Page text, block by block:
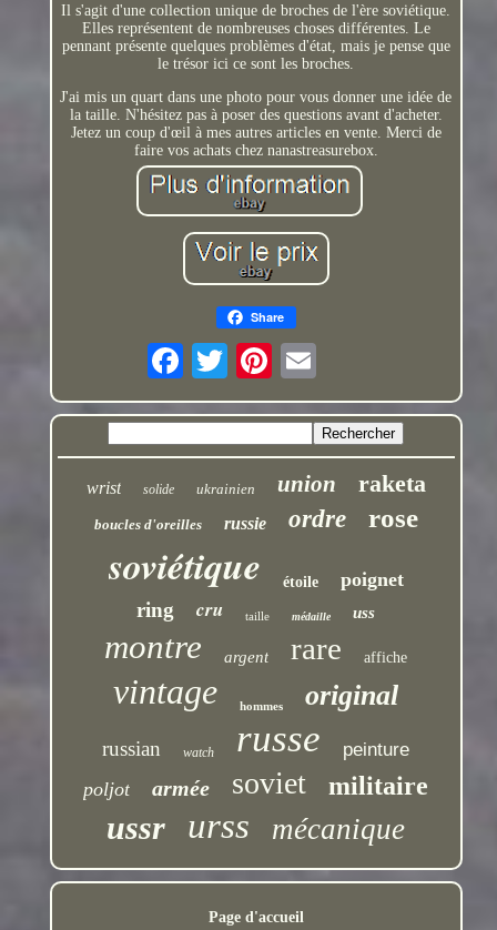
Il s'agit d'une collection unique de broches de l'ère soviétique.
Elles représentent de nombreuses choses différentes. Le
pennant présente quelques problèmes d'état, mais je pense que
le trésor ici ce sont les broches.
J'ai mis un quart dans une photo pour vous donner une idée de
la taille. N'hésitez pas à poser des questions avant d'acheter.
Jetez un coup d'œil à mes autres articles en vente. Merci de
faire vos achats chez nanastreasurebox.
Share
wrist solide ukrainien union raketa
boucles d'oreilles russie ordre rose
soviétique étoile poignet
ring cru taille médaille uss
montre argent rare affiche
vintage hommes original
russian watch russe peinture
poljot armée soviet militaire
ussr urss mécanique
Page d'accueil